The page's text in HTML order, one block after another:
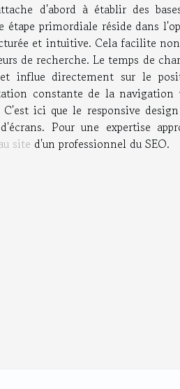
d'abord à établir des
étape primordiale réside dans
et intuitive. Cela facilite
de recherche. Le temps de
influe directement sur le
constante de la
ici que le responsive
Pour une expertise
site d'un professionnel du SEO.